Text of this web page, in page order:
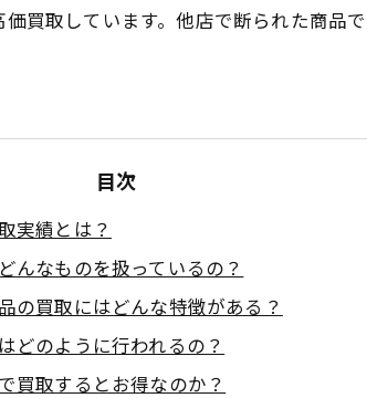
買取しています。他店で断られた商品
目次
実績とは？
んなものを扱っているの？
の買取にはどんな特徴がある？
どのように行われるの？
買取するとお得なのか？